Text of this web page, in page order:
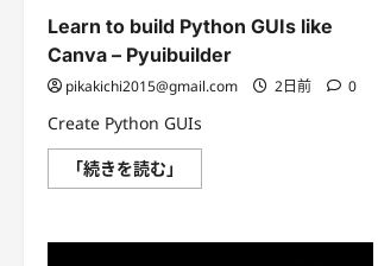
読
む
Learn to build Python GUIs like
Canva – Pyuibuilder
pikakichi2015@gmail.com 2日前 0
Create Python GUIs
「続きを読む」
to
like